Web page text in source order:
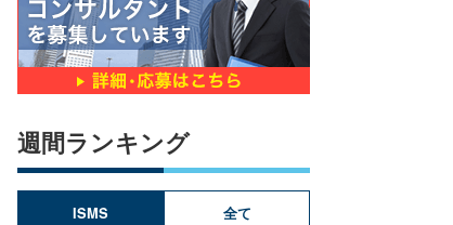
週間ランキング
ISMS 全て